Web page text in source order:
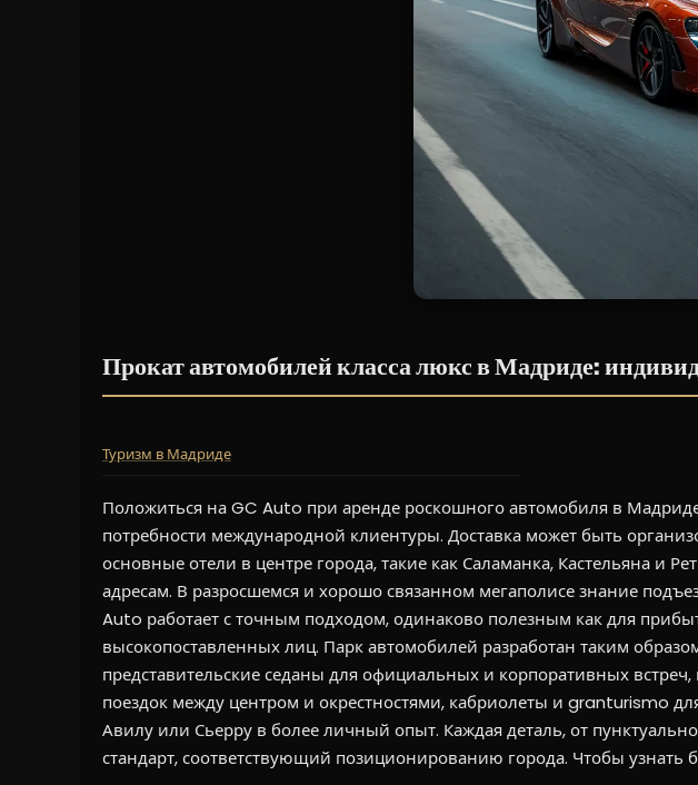
Прокат автомобилей класса люкс в Мадриде:
Туризм в Мадриде
Положиться на GC Auto при аренде роскошного автомобиля в
потребности международной клиентуры. Доставка может быть
основные отели в центре города, такие как Саламанка, Кастельяна и
адресам. В разросшемся и хорошо связанном мегаполисе знание
Auto работает с точным подходом, одинаково полезным как для
высокопоставленных лиц. Парк автомобилей разработан таким
представительские седаны для официальных и корпоративных
поездок между центром и окрестностями, кабриолеты и granturismo
Авилу или Сьерру в более личный опыт. Каждая деталь, от
стандарт, соответствующий позиционированию города. Чтобы узнать